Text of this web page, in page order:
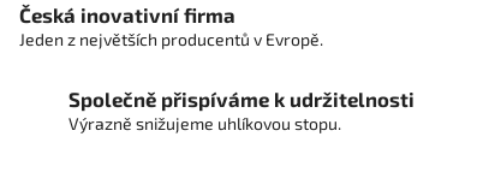
Česká inovativní firma
Jeden z největších producentů v Evropě.
Společně přispíváme k udržitelnosti
Výrazně snižujeme uhlíkovou stopu.